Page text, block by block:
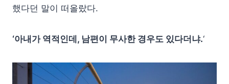
했다던 말이 떠올랐다.
‘아내가 역적인데, 남편이 무사한 경우도 있다더냐.‘